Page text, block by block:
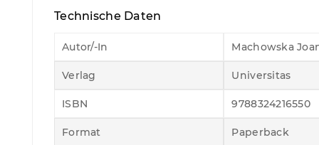
Technische Daten
Autor/-In Machowska
Verlag Universitas
ISBN 9788324216550
Format Paperback